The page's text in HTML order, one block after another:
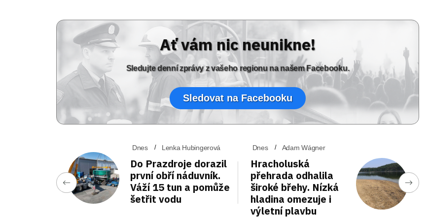
Ať vám nic neunikne!
Sledujte denní zprávy z vašeho regionu na našem Facebooku.
Sledovat na Facebooku
Dnes Lenka Hubingerová
Do Prazdroje dorazil
první obří náduvník.
Váží 15 tun a pomůže
šetřit vodu
Dnes Adam Wágner
Hracholuská
přehrada odhalila
široké břehy. Nízká
hladina omezuje i
výletní plavbu